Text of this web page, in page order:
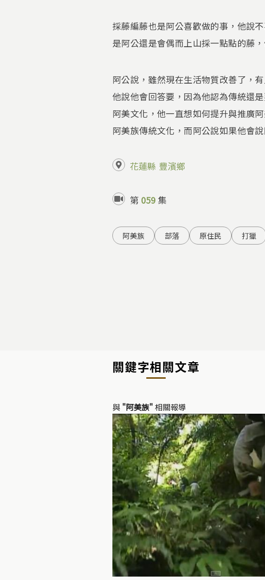
採藤編藤也是阿公喜歡做的事，他說
是阿公還是會偶而上山採一點點的藤
阿公說，雖然現在生活物質改善了，
他說他會回答要，因為他認為傳統還
阿美文化，他一直想如何提升與推廣
阿美族傳統文化，而阿公說如果他會
花蓮縣 豐濱鄉
第 059集
阿美族 部落 原住民 打獵
關鍵字相關文章
與 "阿美族" 相關報導